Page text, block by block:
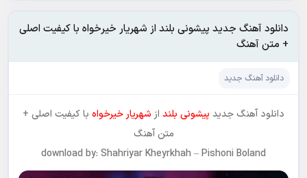
دانلود آهنگ جدید پیشونی بلند از شهریار خیرخواه با کیفیت اصلی
+ متن آهنگ
دانلود آهنگ جدید
دانلود آهنگ جدید پیشونی بلند از شهریار خیرخواه با کیفیت اصلی +
متن آهنگ
download by: Shahriyar Kheyrkhah – Pishoni Boland